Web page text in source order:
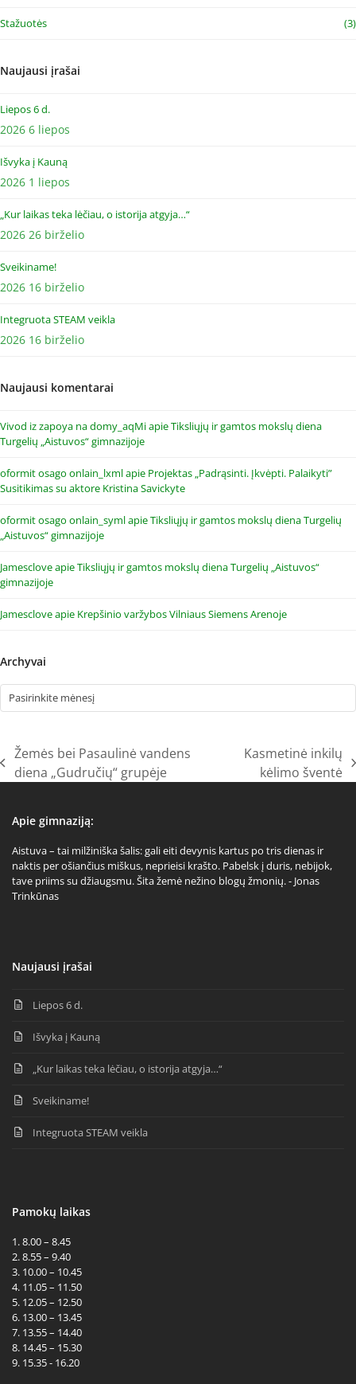
Stažuotės (3)
Naujausi įrašai
Liepos 6 d.
2026 6 liepos
Išvyka į Kauną
2026 1 liepos
„Kur laikas teka lėčiau, o istorija atgyja…“
2026 26 birželio
Sveikiname!
2026 16 birželio
Integruota STEAM veikla
2026 16 birželio
Naujausi komentarai
Vivod iz zapoya na domy_aqMiapieTiksliųjų ir gamtos mokslų diena
Turgelių „Aistuvos“ gimnazijoje
oformit osago onlain_lxmlapie Projektas „Padrąsinti. Įkvėpti. Palaikyti”
Susitikimas su aktore Kristina Savickyte
oformit osago onlain_symlapieTiksliųjų ir gamtos mokslų diena Turgelių
„Aistuvos“ gimnazijoje
JamescloveapieTiksliųjų ir gamtos mokslų diena Turgelių „Aistuvos“
gimnazijoje
Jamescloveapie Krepšinio varžybos Vilniaus Siemens Arenoje
Archyvai
Archyvai
previous
Žemės bei Pasaulinė vandens
diena „Gudručių“ grupėje
Kasmetinė inkilų
kėlimo šventė
Apie gimnaziją:
Aistuva – tai milžiniška šalis: gali eiti devynis kartus po tris dienas ir
naktis per ošiančius miškus, neprieisi krašto. Pabelsk į duris, nebijok,
tave priims su džiaugsmu. Šita žemė nežino blogų žmonių. - Jonas
Trinkūnas
Naujausi įrašai
Liepos 6 d.
Išvyka į Kauną
„Kur laikas teka lėčiau, o istorija atgyja…“
Sveikiname!
Integruota STEAM veikla
Pamokų laikas
1. 8.00 – 8.45
2. 8.55 – 9.40
3. 10.00 – 10.45
4. 11.05 – 11.50
5. 12.05 – 12.50
6. 13.00 – 13.45
7. 13.55 – 14.40
8. 14.45 – 15.30
9. 15.35 - 16.20